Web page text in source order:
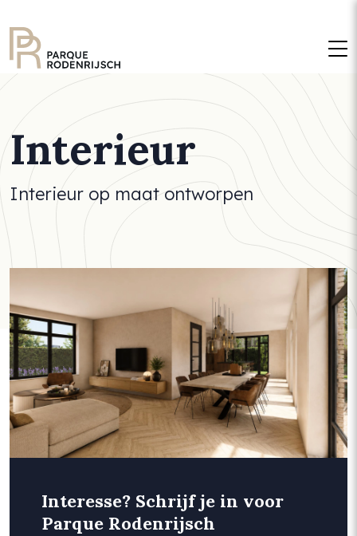
Interieur
Interieur op maat ontworpen
Interesse? Schrijf je in voor
Parque Rodenrijsch